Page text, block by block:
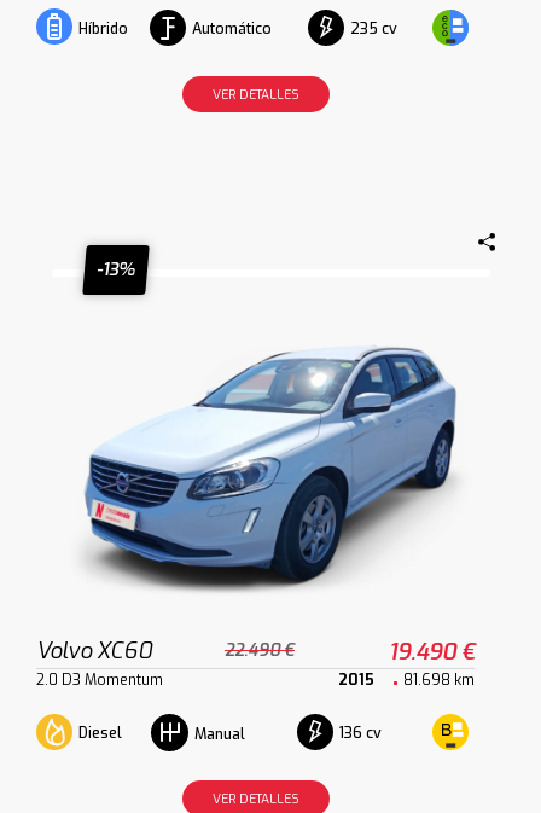
Híbrido Automático 235 cv
VER DETALLES
-13%
Volvo XC60 22.490 € 19.490 €
2.0 D3 Momentum 2015 81.698 km
Diesel Manual 136 cv
VER DETALLES